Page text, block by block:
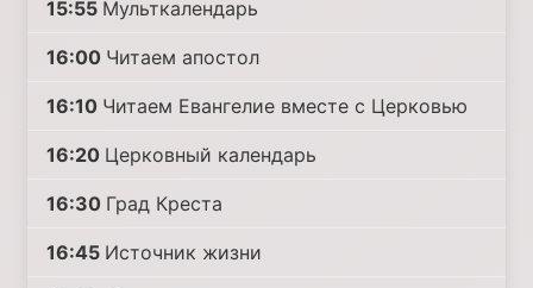
15:55 Мульткалендарь
16:00 Читаем апостол
16:10 Читаем Евангелие вместе с Церковью
16:20 Церковный календарь
16:30 Град Креста
16:45 Источник жизни